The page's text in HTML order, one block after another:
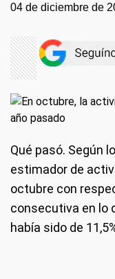
04 de diciembre de
Qué pasó. Según
estimador de
octubre con
consecutiva en lo
había sido de